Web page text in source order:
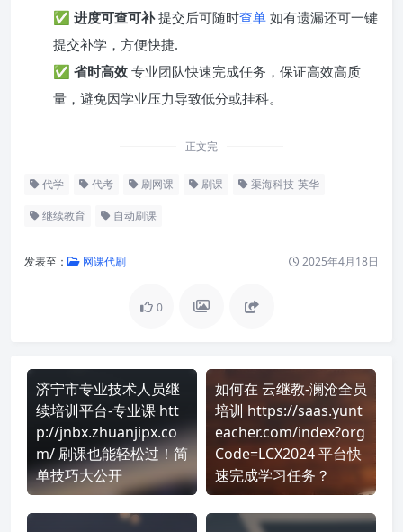
✅ 进度可查可补提交后可随时查单 如有遗漏还可一键
提交补学，方便快捷.
✅ 省时高效 专业团队快速完成任务，保证高效高质
量，避免因学业压力导致低分或挂科。
正文完
代学 代考 刷网课 刷课 渠海科技-英华
继续教育 自动刷课
发表至： 网课代刷 2025年4月18日
0
济宁市专业技术人员继
续培训平台-专业课 htt
p://jnbx.zhuanjipx.co
m/ 刷课也能轻松过！简
单技巧大公开
如何在 云继教-澜沧全员
培训 https://saas.yunt
eacher.com/index?org
Code=LCX2024 平台快
速完成学习任务？